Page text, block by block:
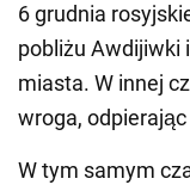
6 grudnia
pobliżu Awdijiwki
miasta. W innej
wroga,
W tym samym